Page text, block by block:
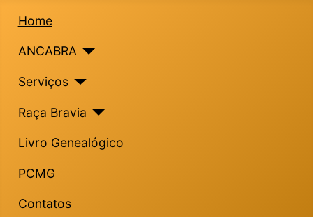
Home
ANCABRA
Serviços
Raça Bravia
Livro Genealógico
PCMG
Contatos